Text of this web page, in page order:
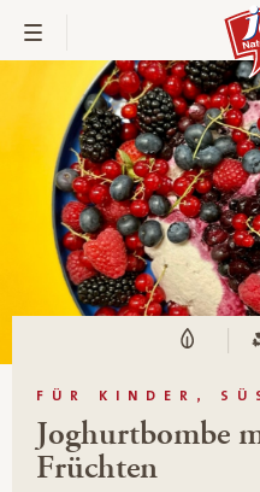
FÜR KINDER,
Joghurtbombe
Früchten